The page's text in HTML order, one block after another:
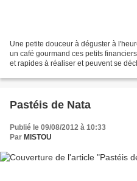
Une petite douceur à déguster à
un café gourmand ces petits
et rapides à réaliser et peuvent se
Pastéis de Nata
Publié le 09/08/2012 à 10:33
Par MISTOU